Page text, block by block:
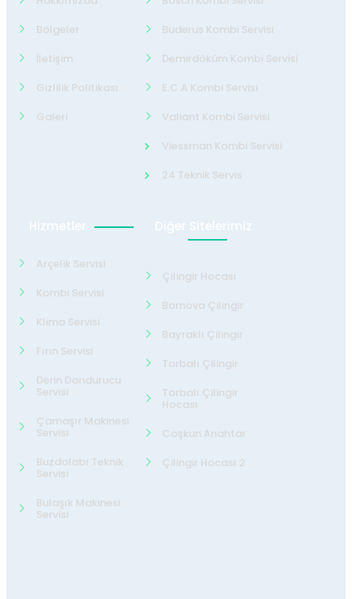
Bölgeler
İletişim
Gizlilik Politikası
Galeri
Buderus Kombi Servisi
Demirdöküm Kombi Servisi
E.C.A Kombi Servisi
Valiant Kombi Servisi
Viessman Kombi Servisi
24 Teknik Servis
Hizmetler
Arçelik Servisi
Kombi Servisi
Klima Servisi
Fırın Servisi
Derin Dondurucu
Servisi
Çamaşır Makinesi
Servisi
Buzdolabı Teknik
Servisi
Bulaşık Makinesi
Servisi
Diğer Sitelerimiz
Çilingir Hocası
Bornova Çilingir
Bayraklı Çilingir
Torbalı Çilingir
Torbalı Çilingir
Hocası
Coşkun Anahtar
Çilingir Hocası 2